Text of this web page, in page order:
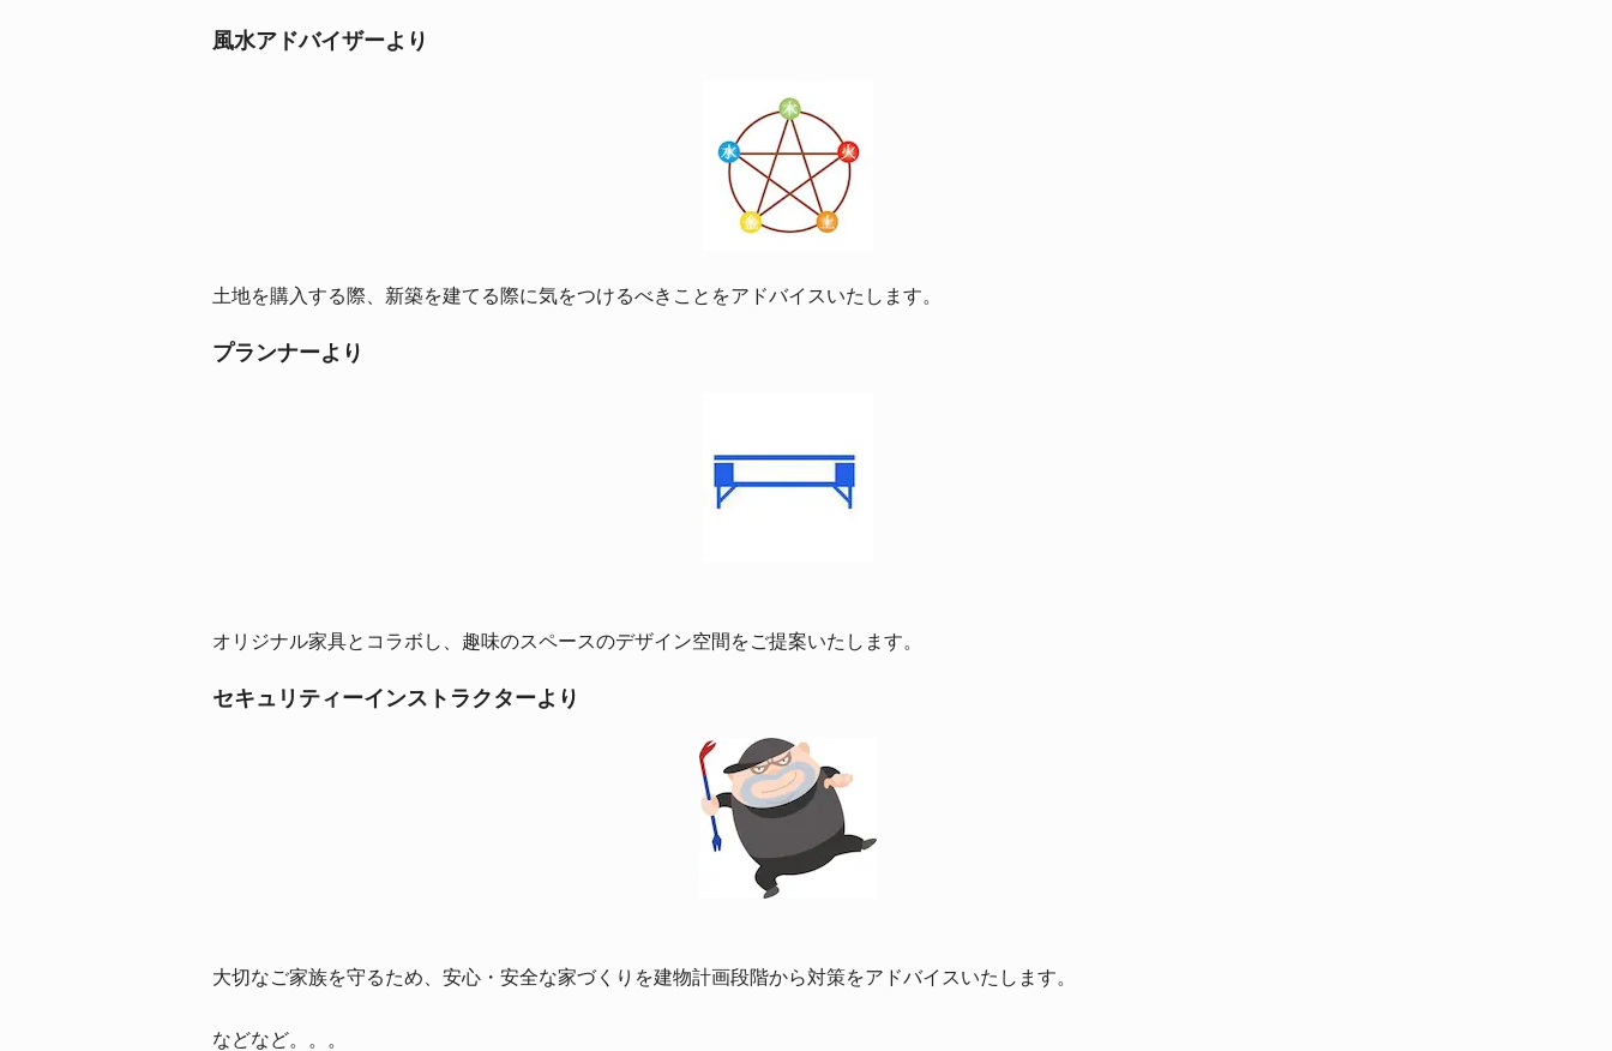
風水アドバイザーより
土地を購入する際、新築を建てる際に気をつけるべきことをアドバイスいたします。
プランナーより
オリジナル家具とコラボし、趣味のスペースのデザイン空間をご提案いたします。
セキュリティーインストラクターより
大切なご家族を守るため、安心・安全な家づくりを建物計画段階から対策をアドバイスいたします。
などなど。。。